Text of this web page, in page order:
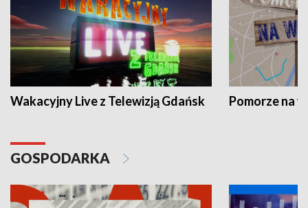
Wakacyjny Live z Telewizją Gdańsk Pomorze na
GOSPODARKA